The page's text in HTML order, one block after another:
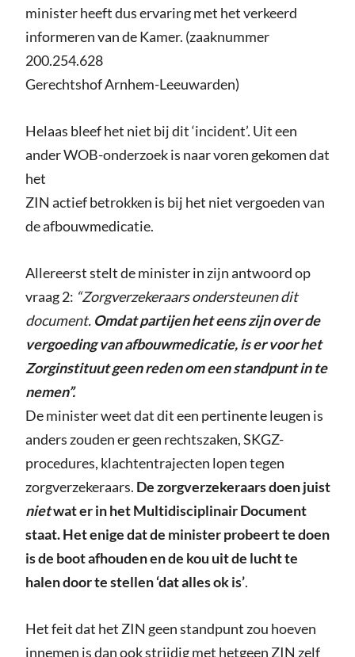
minister heeft dus ervaring met het verkeerd
informeren van de Kamer. (zaaknummer
200.254.628
Gerechtshof Arnhem-Leeuwarden)
Helaas bleef het niet bij dit ‘incident’. Uit een
ander WOB-onderzoek is naar voren gekomen dat
het
ZIN actief betrokken is bij het niet vergoeden van
de afbouwmedicatie.
Allereerst stelt de minister in zijn antwoord op
vraag 2: “Zorgverzekeraars ondersteunen dit
document. Omdat partijen het eens zijn over de
vergoeding van afbouwmedicatie, is er voor het
Zorginstituut geen reden om een standpunt in te
nemen”.
De minister weet dat dit een pertinente leugen is
anders zouden er geen rechtszaken, SKGZ-
procedures, klachtentrajecten lopen tegen
zorgverzekeraars. De zorgverzekeraars doen juist
nietwat er in het Multidisciplinair Document
staat. Het enige dat de minister probeert te doen
is de boot afhouden en de kou uit de lucht te
halen door te stellen ‘dat alles ok is’.
Het feit dat het ZIN geen standpunt zou hoeven
innemen is dan ook strijdig met hetgeen ZIN zelf